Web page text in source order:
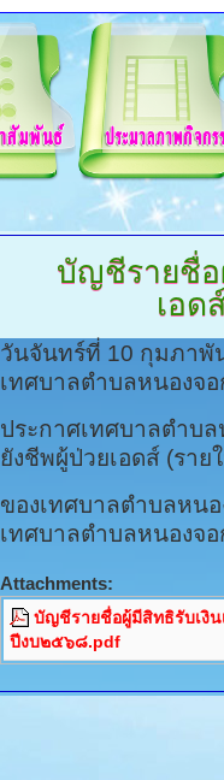
บัญชีรายชื่อ
เอด
วันจันทร์ที่ 10 กุมภาพั
เทศบาลตำบลหนองจ
ประกาศเทศบาลตำบ
ยังชีพผู้ป่วยเอดส์ (ราย
ของเทศบาลตำบลหน
เทศบาลตำบลหนองจอ
Attachments:
บัญชีรายชื่อผู้มีสิทธิรับเงิน
ปีงบ๒๕๖๘.pdf